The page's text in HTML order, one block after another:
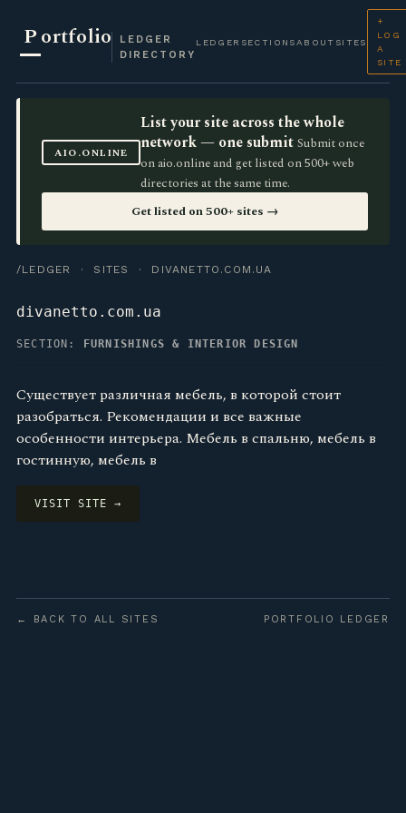
Portfolio
LEDGER
DIRECTORY
LEDGER SECTIONS ABOUT SITES
+
LOG
A
SITE
AIO.ONLINE
List your site across the whole
network — one submit Submit once
on aio.online and get listed on 500+ web
directories at the same time.
Get listed on 500+ sites →
/LEDGER · SITES · DIVANETTO.COM.UA
divanetto.com.ua
SECTION: FURNISHINGS & INTERIOR DESIGN
Существует различная мебель, в которой стоит
разобраться. Рекомендации и все важные
особенности интерьера. Мебель в спальню, мебель в
гостинную, мебель в
VISIT SITE →
← BACK TO ALL SITES PORTFOLIO LEDGER